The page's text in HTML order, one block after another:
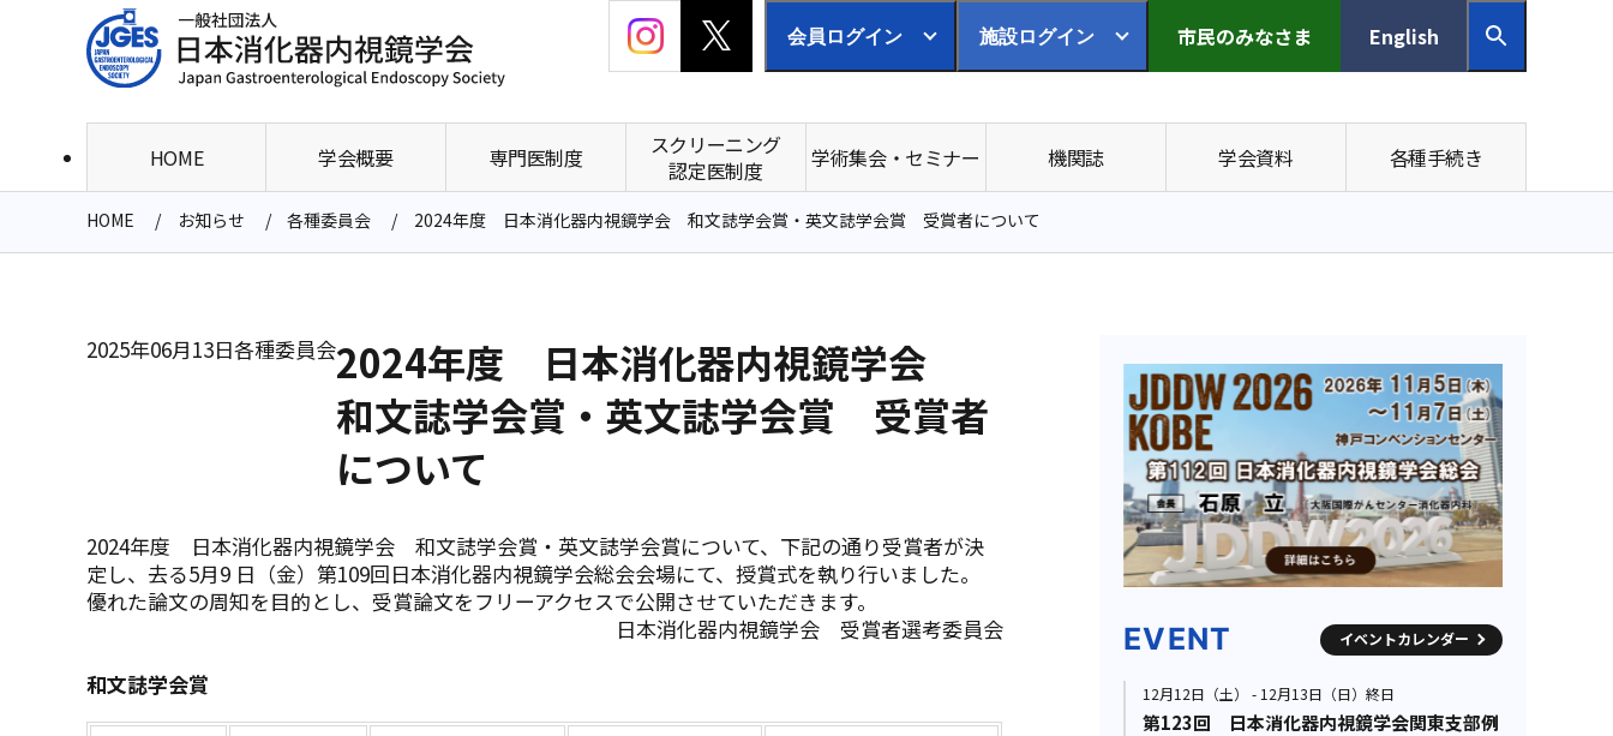
会員ログイン 施設ログイン 市民のみなさま English
HOME 学会概要 専門医制度
スクリーニング
認定医制度
学術集会・セミナー 機関誌 学会資料 各種手続き
HOME お知らせ 各種委員会 2024年度 日本消化器内視鏡学会 和文誌学会賞・英文誌学会賞 受賞者について
2025年06月13日各種委員会2024年度 日本消化器内視鏡学会
和文誌学会賞・英文誌学会賞 受賞者
について
2024年度 日本消化器内視鏡学会 和文誌学会賞・英文誌学会賞について、下記の通り受賞者が決
定し、去る5月9 日（金）第109回日本消化器内視鏡学会総会会場にて、授賞式を執り行いました。
優れた論文の周知を目的とし、受賞論文をフリーアクセスで公開させていただきます。
日本消化器内視鏡学会 受賞者選考委員会
和文誌学会賞
EVENT イベントカレンダー
12月12日（土） - 12月13日（日）終日
第123回 日本消化器内視鏡学会関東支部例